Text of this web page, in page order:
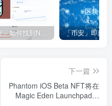
「币安」如何找到NFT合约地址？
下一篇
Phantom iOS Beta NFT将在
Magic Eden Launchpad上